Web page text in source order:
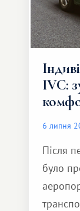
IVC:
6 липня
Після
було